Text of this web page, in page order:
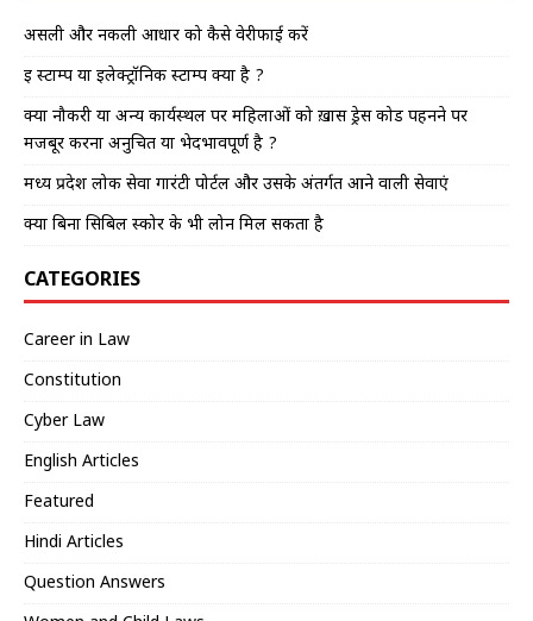
असली और नकली आधार को कैसे वेरीफाई करें
इ स्टाम्प या इलेक्ट्रॉनिक स्टाम्प क्या है ?
क्या नौकरी या अन्य कार्यस्थल पर महिलाओं को ख़ास ड्रेस कोड पहनने पर
मजबूर करना अनुचित या भेदभावपूर्ण है ?
मध्य प्रदेश लोक सेवा गारंटी पोर्टल और उसके अंतर्गत आने वाली सेवाएं
क्या बिना सिबिल स्कोर के भी लोन मिल सकता है
CATEGORIES
Career in Law
Constitution
Cyber Law
English Articles
Featured
Hindi Articles
Question Answers